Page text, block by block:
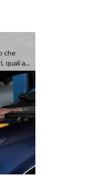
che
quali a...